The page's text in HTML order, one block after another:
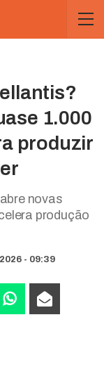
1.000
produzir
novas
produção
- 09:39